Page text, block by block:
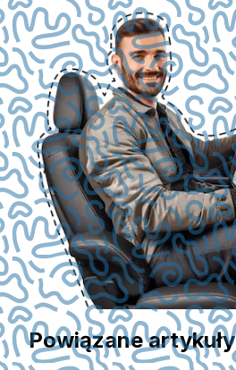
Powiązane artykuły